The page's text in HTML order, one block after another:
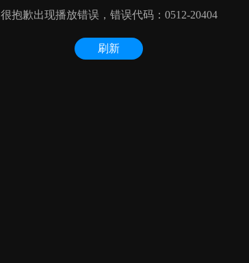
很抱歉出现播放错误，错误代码：0512-20404
刷新